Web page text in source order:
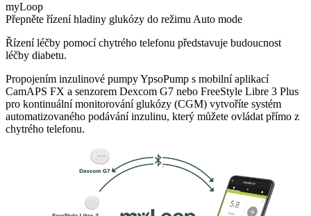
myLoop
Přepněte řízení hladiny glukózy do režimu Auto mode
Řízení léčby pomocí chytrého telefonu představuje budoucnost
léčby diabetu.
Propojením inzulinové pumpy YpsoPump s mobilní aplikací
CamAPS FX a senzorem Dexcom G7 nebo FreeStyle Libre 3 Plus
pro kontinuální monitorování glukózy (CGM) vytvoříte systém
automatizovaného podávání inzulinu, který můžete ovládat přímo z
chytrého telefonu.